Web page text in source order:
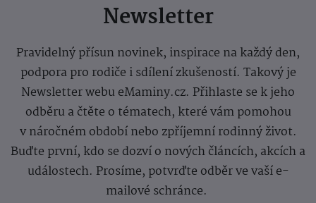
Newsletter
Pravidelný přísun novinek, inspirace na každý den,
podpora pro rodiče i sdílení zkušeností. Takový je
Newsletter webu eMaminy.cz. Přihlaste se k jeho
odběru a čtěte o tématech, které vám pomohou
v náročném období nebo zpříjemní rodinný život.
Buďte první, kdo se dozví o nových článcích, akcích a
událostech. Prosíme, potvrďte odběr ve vaší e-
mailové schránce.